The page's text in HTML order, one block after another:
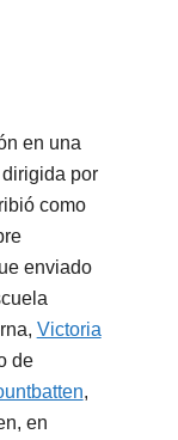
en una
por
como
enviado
Victoria
de
,
en